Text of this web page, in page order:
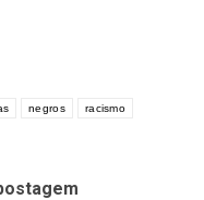
negros racismo